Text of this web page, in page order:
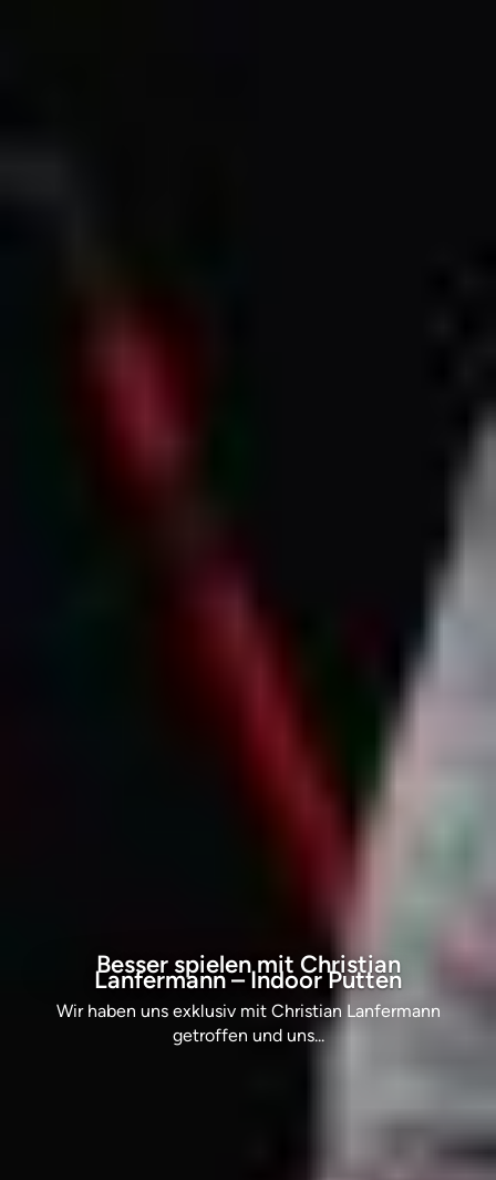
Besser spielen mit Christian
Lanfermann – Indoor Putten
Wir haben uns exklusiv mit Christian Lanfermann
getroffen und uns...